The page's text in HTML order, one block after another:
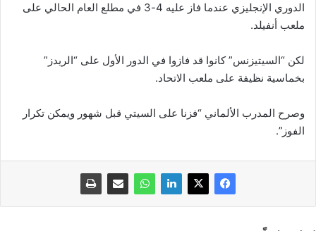
الدوري الإنجليزي عندما فاز عليه 4-3 في مطلع العام الحالي على
ملعب أنفيلد.
لكن “السيتيزنس” كانوا قد فازوا في الدور الأول على “الريدز”
بخماسية نظيفة على ملعب الاتحاد.
وصرح المدرب الألماني “فزنا على السيتي قبل شهور ويمكن تكرار
الفوز”.